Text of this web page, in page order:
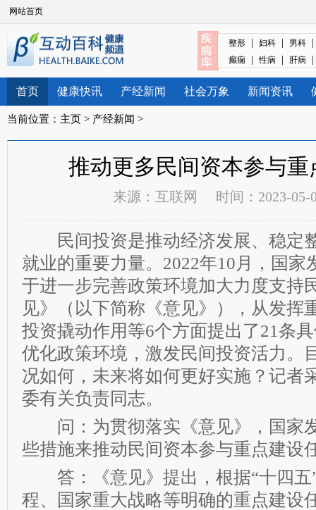
网站首页
整形 | 妇科 | 男科 |
癫痫 | 性病 | 肝病 |
首页 健康快讯 产经新闻 社会万象 新闻资讯
当前位置： 主页 > 产经新闻 >
推动更多民间资本参与重
来源： 互联网 时间：2023-05-
民间投资是推动经济发展、稳定
就业的重要力量。2022年10月，国家
于进一步完善政策环境加大力度支持
见》（以下简称《意见》），从发挥
投资撬动作用等6个方面提出了21条
优化政策环境，激发民间投资活力。
况如何，未来将如何更好实施？记者
委有关负责同志。
问：为贯彻落实《意见》，国家
些措施来推动民间资本参与重点建设
答：《意见》提出，根据“十四五
程、国家重大战略等明确的重点建设